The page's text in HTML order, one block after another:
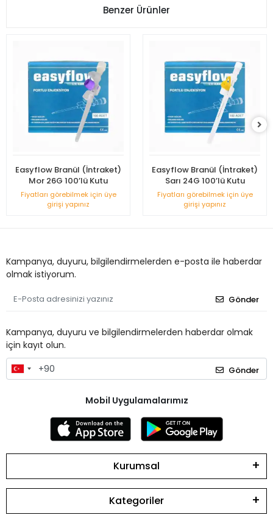
Benzer Ürünler
Easyflow Branül (İntraket)
Mor 26G 100’lü Kutu
Fiyatları görebilmek için üye
girişi yapınız
Easyflow Branül (İntraket)
Sarı 24G 100’lü Kutu
Fiyatları görebilmek için üye
girişi yapınız
Kampanya, duyuru, bilgilendirmelerden e-posta ile haberdar
olmak istiyorum.
Gönder
Kampanya, duyuru ve bilgilendirmelerden haberdar olmak
için kayıt olun.
Gönder
Mobil Uygulamalarımız
Kurumsal
Kategoriler